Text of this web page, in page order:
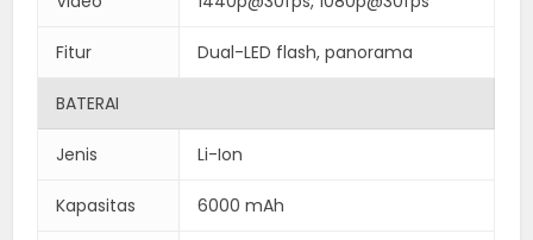
Fitur Dual-LED flash, panorama
BATERAI
Jenis Li-Ion
Kapasitas 6000 mAh